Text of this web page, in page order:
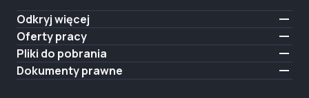
Odkryj więcej
Formaty nauczania
O nas
Ogłoszenie
Oferty pracy
Zatrudnij absolwenta
Pliki do pobrania
iOS
Dokumenty prawne